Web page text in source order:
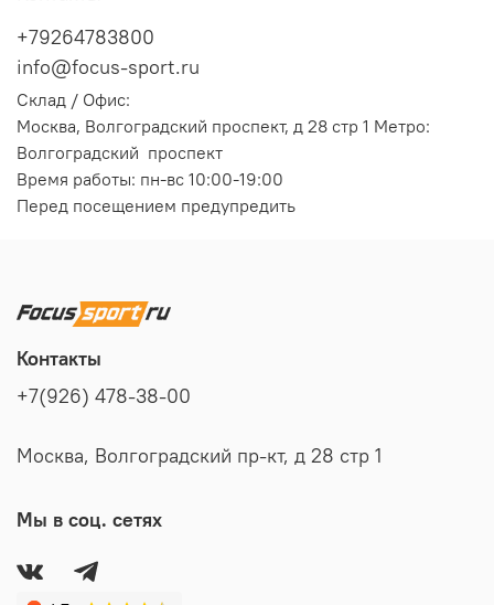
+79264783800
info@focus-sport.ru
Склад / Офис:
Москва, Волгоградский проспект, д 28 стр 1 Метро:
Волгоградский проспект
Время работы: пн-вс 10:00-19:00
Перед посещением предупредить
Контакты
+7(926) 478-38-00
Москва, Волгоградский пр-кт, д 28 стр 1
Мы в соц. сетях